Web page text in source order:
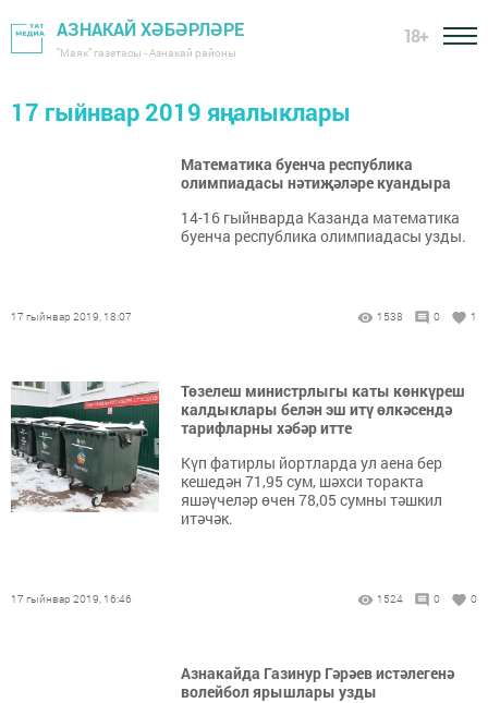
АЗНАКАЙ ХӘБӘРЛӘРЕ
"Маяк" газетасы - Азнакай районы
18+
17 гыйнвар 2019 яңалыклары
Математика буенча республика
олимпиадасы нәтиҗәләре куандыра
​​​​​​​14-16 гыйнварда Казанда математика
буенча республика олимпиадасы узды.
17 гыйнвар 2019, 18:07 1538 0 1
Төзелеш министрлыгы каты көнкүреш
калдыклары белән эш итү өлкәсендә
тарифларны хәбәр итте
Күп фатирлы йортларда ул аена бер
кешедән 71,95 сум, шәхси торакта
яшәүчеләр өчен 78,05 сумны тәшкил
итәчәк.
17 гыйнвар 2019, 16:46 1524 0 0
Азнакайда Газинур Гәрәев истәлегенә
волейбол ярышлары узды